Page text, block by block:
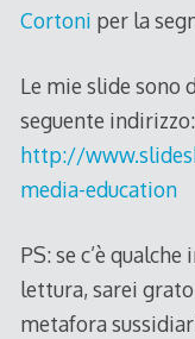
Cortoni per la
Le mie slide
seguente indirizzo:
http://
media-education
PS: se c’è
lettura, sarei
metafora